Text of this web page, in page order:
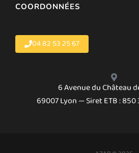
COORDONNÉES
04 82 53 25 67
6 Avenue du Château
69007 Lyon — Siret ETB :